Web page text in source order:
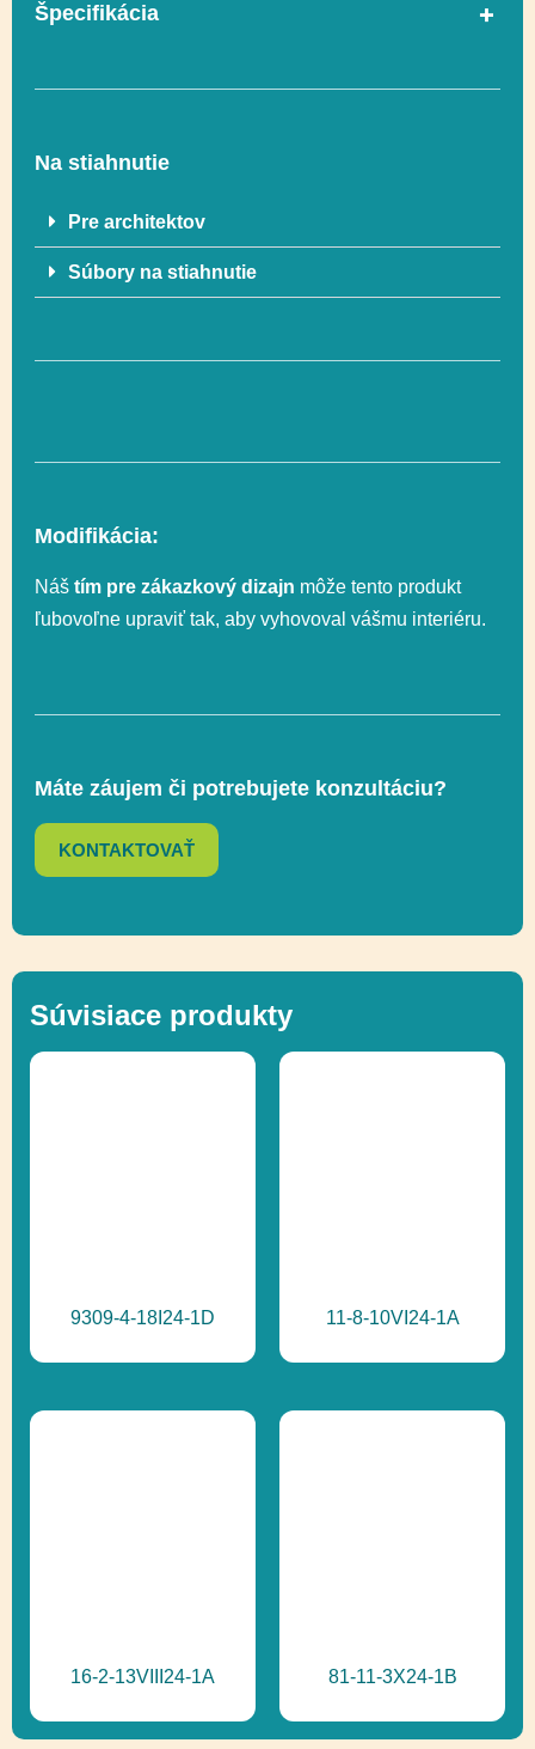
Špecifikácia
V súlade s normou
Rozmer 407 x 274 cm
Funkčnosť
Lezenie, Senzorická
integrácia, Posuvné,
Zapojenie zmyslov
Ďalšie informácie
Na stiahnutie
Pre architektov
Súbory na stiahnutie
Modifikácia:
Náš tím pre zákazkový dizajn môže tento produkt
ľubovoľne upraviť tak, aby vyhovoval vášmu interiéru.
Máte záujem či potrebujete konzultáciu?
KONTAKTOVAŤ
Súvisiace produkty
9309-4-18I24-1D 11-8-10VI24-1A
16-2-13VIII24-1A 81-11-3X24-1B